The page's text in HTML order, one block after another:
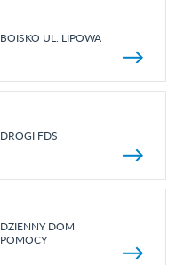
BOISKO UL. LIPOWA
DROGI FDS
DZIENNY DOM
POMOCY